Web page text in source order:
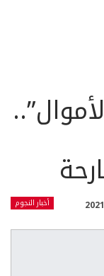
أخبار النجوم